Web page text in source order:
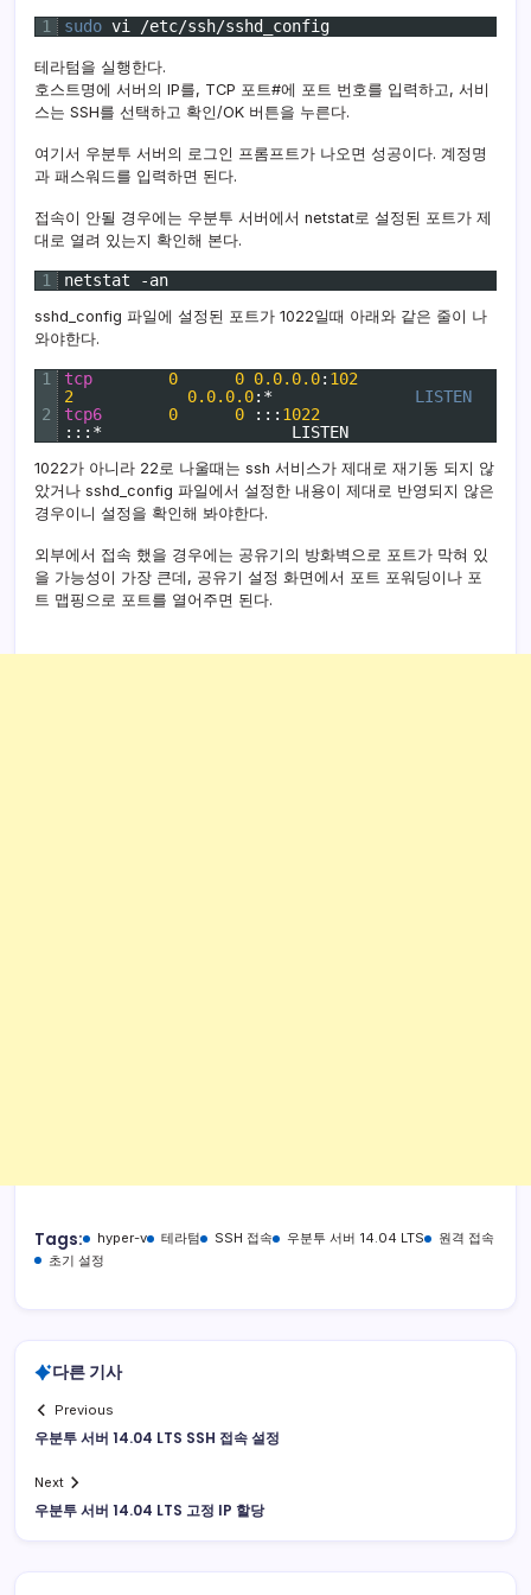
1 sudo vi /etc/ssh/sshd_config
테라텀을 실행한다.
호스트명에 서버의 IP를, TCP 포트#에 포트 번호를 입력하고, 서비
스는 SSH를 선택하고 확인/OK 버튼을 누른다.
여기서 우분투 서버의 로그인 프롬프트가 나오면 성공이다. 계정명
과 패스워드를 입력하면 된다.
접속이 안될 경우에는 우분투 서버에서 netstat로 설정된 포트가 제
대로 열려 있는지 확인해 본다.
1 netstat -an
sshd_config 파일에 설정된 포트가 1022일때 아래와 같은 줄이 나
와야한다.
1
2
tcp 0 0 0.0.0.0: 102
2
0.0.0.0: *
LISTEN
tcp6
0 0 :: : 1022
:: : * LISTEN
1022가 아니라 22로 나울때는 ssh 서비스가 제대로 재기동 되지 않
았거나 sshd_config 파일에서 설정한 내용이 제대로 반영되지 않은
경우이니 설정을 확인해 봐야한다.
외부에서 접속 했을 경우에는 공유기의 방화벽으로 포트가 막혀 있
을 가능성이 가장 큰데, 공유기 설정 화면에서 포트 포워딩이나 포
트 맵핑으로 포트를 열어주면 된다.
Tags: hyper-v 테라텀 SSH 접속 우분투 서버 14.04 LTS
원격 접속
초기 설정
다른 기사
Previous
우분투 서버 14.04 LTS SSH 접속 설정
Next
우분투 서버 14.04 LTS 고정 IP 할당